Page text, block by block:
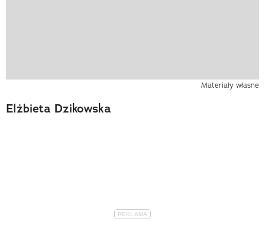
Materiały własne
Elżbieta Dzikowska